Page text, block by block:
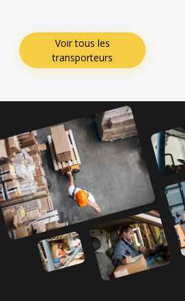
Voir tous les
transporteurs